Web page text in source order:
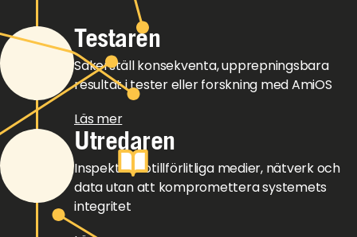
Testaren
Säkerställ konsekventa, upprepningsbara
resultat i tester eller forskning med AmiOS
Läs mer
Utredaren
Inspektera otillförlitliga medier, nätverk och
data utan att kompromettera systemets
integritet